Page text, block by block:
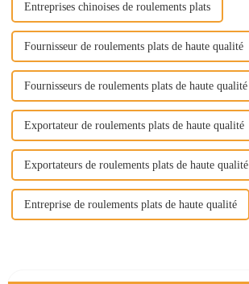
Entreprises chinoises de roulements plats
Fournisseur de roulements plats de haute qualité
Fournisseurs de roulements plats de haute qualité
Exportateur de roulements plats de haute qualité
Exportateurs de roulements plats de haute qualité
Entreprise de roulements plats de haute qualité